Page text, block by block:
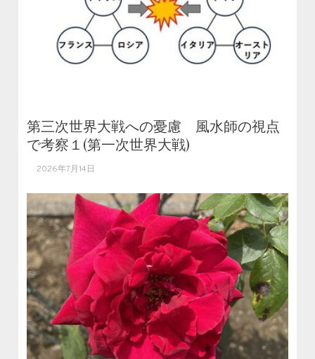
第三次世界大戦への憂慮 風水師の視点
で考察１(第一次世界大戦)
2026年7月14日